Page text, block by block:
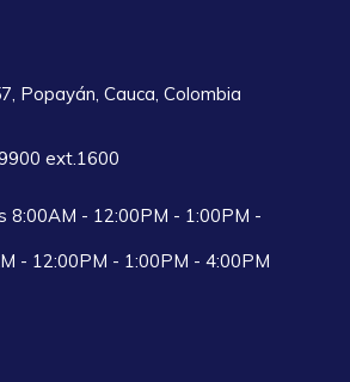
Popayán, Cauca, Colombia
ext.1600
8:00AM - 12:00PM - 1:00PM -
- 12:00PM - 1:00PM - 4:00PM